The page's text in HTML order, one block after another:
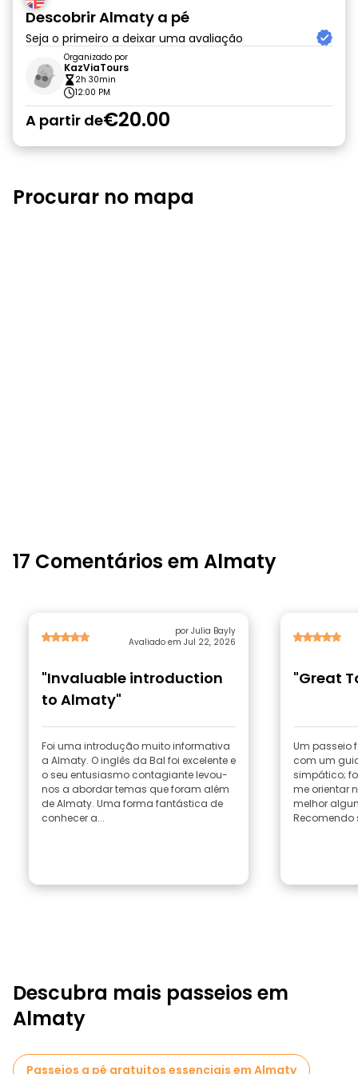
Descobrir Almaty a pé
Seja o primeiro a deixar uma avaliação
Organizado por
KazViaTours
2h 30min
12:00 PM
A partir de€20.00
Procurar no mapa
17 Comentários em Almaty
por Julia Bayly
Avaliado em Jul 22, 2026
"Invaluable introduction
to Almaty"
Foi uma introdução muito informativa
a Almaty. O inglês da Bal foi excelente e
o seu entusiasmo contagiante levou-
nos a abordar temas que foram além
de Almaty. Uma forma fantástica de
conhecer a...
"Great
Um passeio
com um
simpático;
me orientar
melhor
Recomendo
Descubra mais passeios em
Almaty
Passeios a pé gratuitos essenciais em Almaty